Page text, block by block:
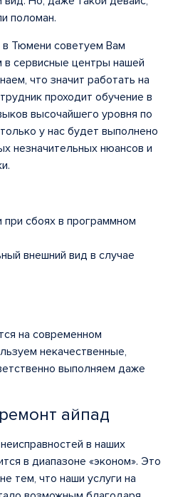
поломан.
в Тюмени советуем Вам
в сервисные центры нашей
что значит работать на
проходит обучение в
высочайшего уровня по
у нас будет выполнено
незначительных нюансов и
при сбоях в программном
внешний вид в случае
на современном
некачественные,
выполняем даже
айпад
в наших
в диапазоне «эконом». Это
тем, что наши услуги на